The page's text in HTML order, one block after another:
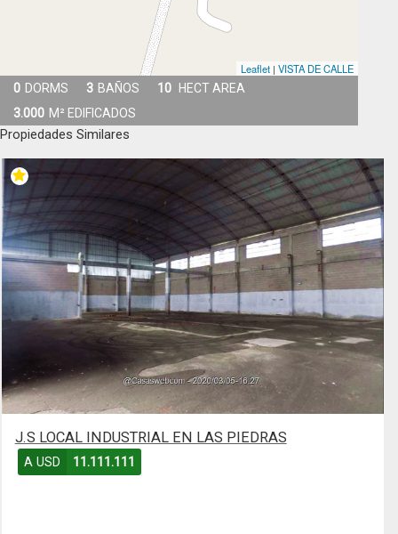
Leaflet | VISTA DE CALLE
0 DORMS 3 BAÑOS 10
HECT AREA
3.000 M² EDIFICADOS
Propiedades Similares
J.S LOCAL INDUSTRIAL EN LAS PIEDRAS
A USD 11.111.111